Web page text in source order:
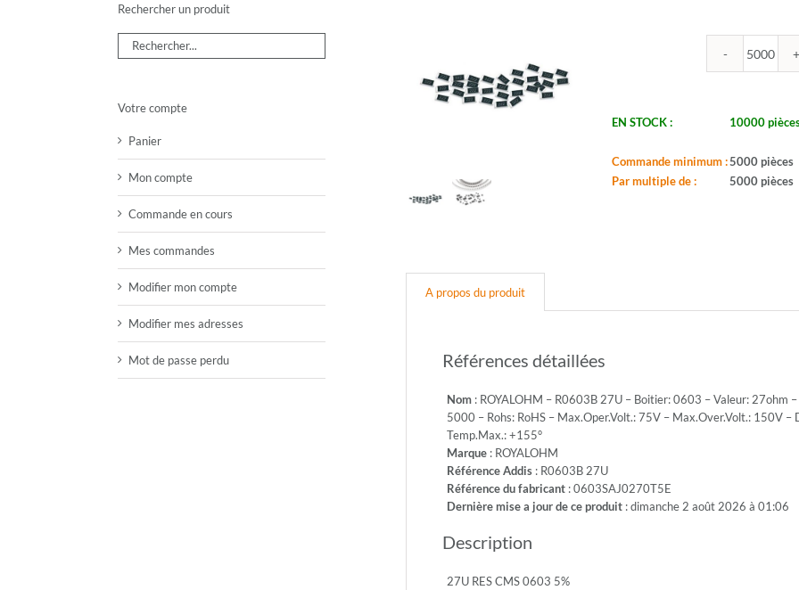
-
-
Boitier:
5%
-
Emb.:
-
EN STOCK : 10000
Commande minimum :5000 pièces
Par multiple de :
5000 pièces
A propos du produit
Références détaillées
Nom : ROYALOHM – R0603B 27U – Boitier: 0603 – Valeur: 27ohm
5000 – Rohs: RoHS – Max.Oper.Volt.: 75V – Max.Over.Volt.: 150V
Temp.Max.: +155°
Marque : ROYALOHM
Référence Addis : R0603B 27U
Référence du fabricant : 0603SAJ0270T5E
Dernière mise a jour de ce produit : dimanche 2 août 2026 à 01:06
Description
27U RES CMS 0603 5%
Rechercher un produit
Votre compte
Panier
Mon compte
Commande en cours
Mes commandes
Modifier mon compte
Modifier mes adresses
Mot de passe perdu